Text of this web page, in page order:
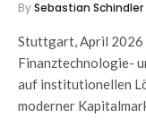
BySebastian Schindler
Stuttgart, April 2026
Finanztechnologie-
auf institutionellen
moderner